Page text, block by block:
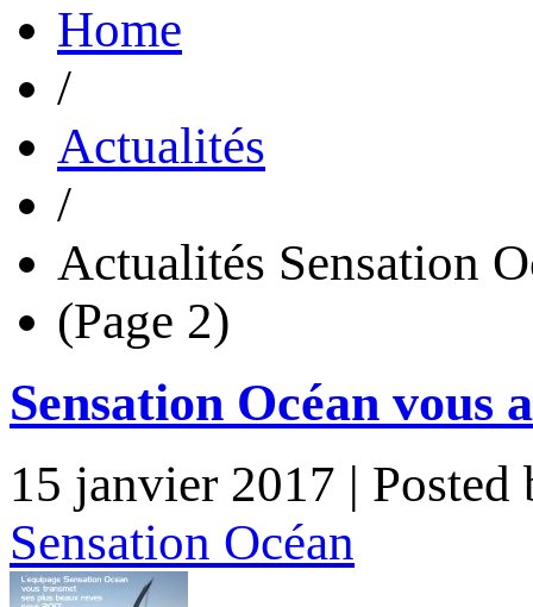
Home
/
Actualités
/
Actualités Sensation
(Page 2)
Sensation Océan vous
15 janvier 2017 |
Sensation Océan